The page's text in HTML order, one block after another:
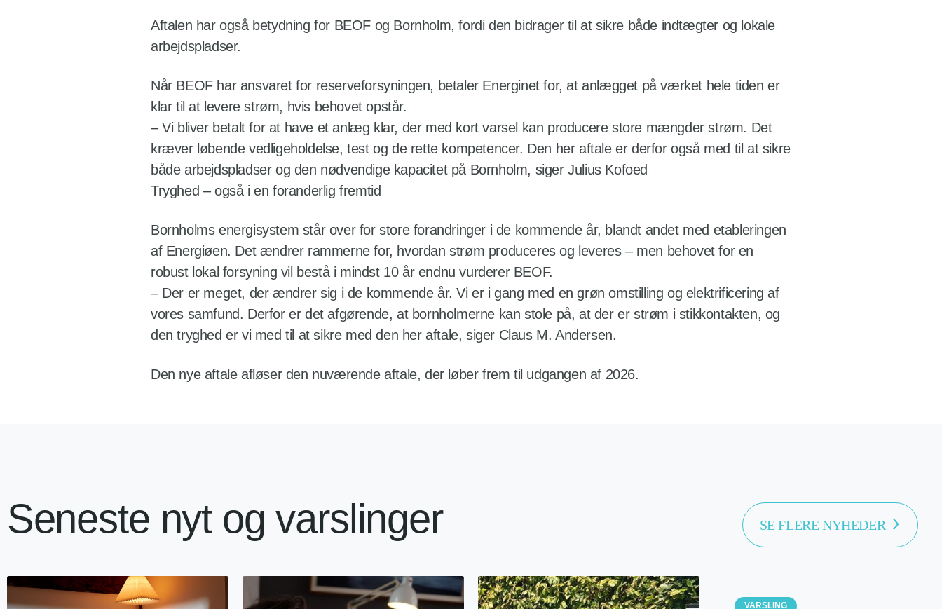
Aftalen har også betydning for BEOF og Bornholm, fordi den bidrager til at sikre både indtægter og lokale
arbejdspladser.
Når BEOF har ansvaret for reserveforsyningen, betaler Energinet for, at anlægget på værket hele tiden er
klar til at levere strøm, hvis behovet opstår.
– Vi bliver betalt for at have et anlæg klar, der med kort varsel kan producere store mængder strøm. Det
kræver løbende vedligeholdelse, test og de rette kompetencer. Den her aftale er derfor også med til at sikre
både arbejdspladser og den nødvendige kapacitet på Bornholm, siger Julius Kofoed
Tryghed – også i en foranderlig fremtid
Bornholms energisystem står over for store forandringer i de kommende år, blandt andet med etableringen
af Energiøen. Det ændrer rammerne for, hvordan strøm produceres og leveres – men behovet for en
robust lokal forsyning vil bestå i mindst 10 år endnu vurderer BEOF.
– Der er meget, der ændrer sig i de kommende år. Vi er i gang med en grøn omstilling og elektrificering af
vores samfund. Derfor er det afgørende, at bornholmerne kan stole på, at der er strøm i stikkontakten, og
den tryghed er vi med til at sikre med den her aftale, siger Claus M. Andersen.
Den nye aftale afløser den nuværende aftale, der løber frem til udgangen af 2026.
Seneste nyt og varslinger SE FLERE NYHEDER
VARSLING